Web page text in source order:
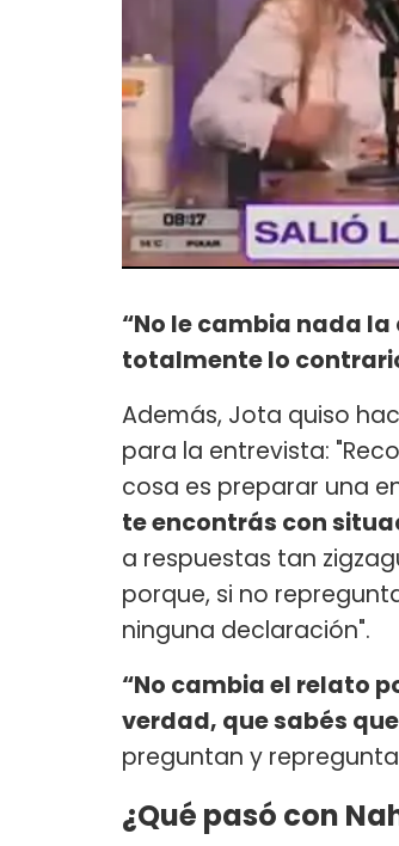
“No le cambia nada
totalmente lo
Además, Jota quiso
para la entrevista:
cosa es preparar una
te encontrás con
a respuestas tan
porque, si no
ninguna declaración".
“No cambia el relato
verdad, que sabés
preguntan y
¿Qué pasó con